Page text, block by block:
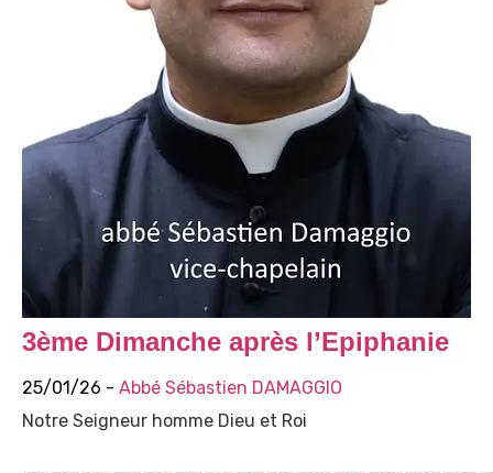
3ème Dimanche après l’Epiphanie
25/01/26 - Abbé Sébastien DAMAGGIO
Notre Seigneur homme Dieu et Roi